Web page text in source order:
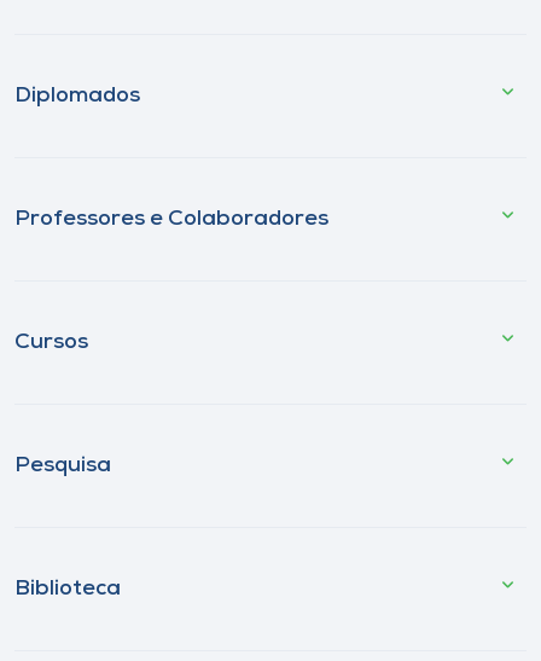
Diplomados
Professores e Colaboradores
Cursos
Pesquisa
Biblioteca